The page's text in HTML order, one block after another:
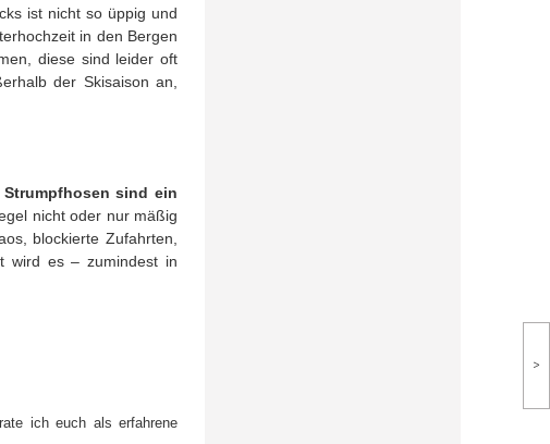
ist nicht so üppig und
in den Bergen
diese sind leider oft
der Skisaison an,
sind ein
nicht oder nur mäßig
blockierte Zufahrten,
wird es – zumindest in
ich euch als erfahrene
>